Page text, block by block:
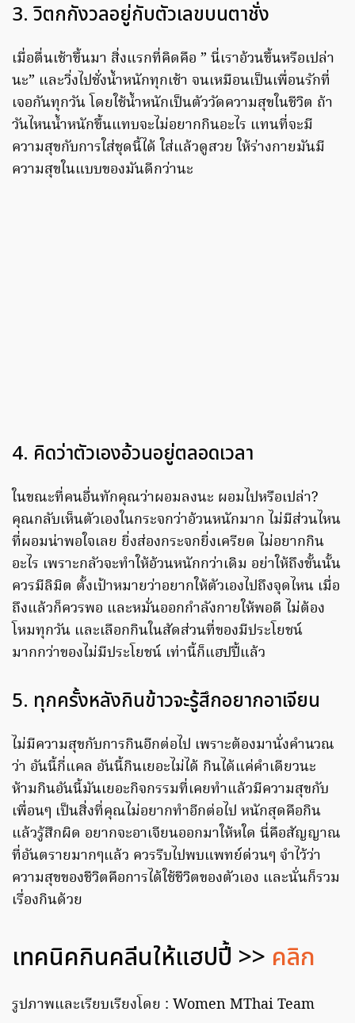
3. วิตกกังวลอยู่กับตัวเลขบนตาชั่ง
เมื่อตื่นเช้าขึ้นมา สิ่งแรกที่คิดคือ ” นี่เราอ้วนขึ้นหรือเปล่า
นะ” และวิ่งไปชั่งน้ำหนักทุกเช้า จนเหมือนเป็นเพื่อนรักที่
เจอกันทุกวัน โดยใช้น้ำหนักเป็นตัววัดความสุขในชีวิต ถ้า
วันไหนน้ำหนักขึ้นแทบจะไม่อยากกินอะไร แทนที่จะมี
ความสุขกับการใส่ชุดนี้ได้ ใส่แล้วดูสวย ให้ร่างกายมันมี
ความสุขในแบบของมันดีกว่านะ
4. คิดว่าตัวเองอ้วนอยู่ตลอดเวลา
ในขณะที่คนอื่นทักคุณว่าผอมลงนะ ผอมไปหรือเปล่า?
คุณกลับเห็นตัวเองในกระจกว่าอ้วนหนักมาก ไม่มีส่วนไหน
ที่ผอมน่าพอใจเลย ยิ่งส่องกระจกยิ่งเครียด ไม่อยากกิน
อะไร เพราะกลัวจะทำให้อ้วนหนักกว่าเดิม อย่าให้ถึงขั้นนั้น
ควรมีลิมิต ตั้งเป้าหมายว่าอยากให้ตัวเองไปถึงจุดไหน เมื่อ
ถึงแล้วก็ควรพอ และหมั่นออกกำลังกายให้พอดี ไม่ต้อง
โหมทุกวัน และเลือกกินในสัดส่วนที่ของมีประโยชน์
มากกว่าของไม่มีประโยชน์ เท่านี้ก็แฮปปี้แล้ว
5. ทุกครั้งหลังกินข้าวจะรู้สึกอยากอาเจียน
ไม่มีความสุขกับการกินอีกต่อไป เพราะต้องมานั่งคำนวณ
ว่า อันนี้กี่แคล อันนี้กินเยอะไม่ได้ กินได้แค่คำเดียวนะ
ห้ามกินอันนี้มันเยอะกิจกรรมที่เคยทำแล้วมีความสุขกับ
เพื่อนๆ เป็นสิ่งที่คุณไม่อยากทำอีกต่อไป หนักสุดคือกิน
แล้วรู้สึกผิด อยากจะอาเจียนออกมาให้หใด นี่คือสัญญาณ
ที่อันตรายมากๆแล้ว ควรรีบไปพบแพทย์ด่วนๆ จำไว้ว่า
ความสุขของชีวิตคือการได้ใช้ชีวิตของตัวเอง และนั่นก็รวม
เรื่องกินด้วย
เทคนิคกินคลีนให้แฮปปี้ >> คลิก
รูปภาพและเรียบเรียงโดย : Women MThai Team